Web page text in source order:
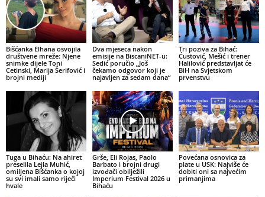
Bišćanka Elhana osvojila
društvene mreže: Njene
snimke dijele Toni
Cetinski, Marija Šerifović i
brojni mediji
Dva mjeseca nakon
emisije na BiscaniNET-u:
Sedić poručio „Još
čekamo odgovor koji je
najavljen za sedam dana“
Tri poziva za Bihać:
Ćustović, Mešić i trener
Halilović predstavljat će
BiH na Svjetskom
prvenstvu
Tuga u Bihaću: Na ahiret
preselila Lejla Muhić,
omiljena Bišćanka o kojoj
su svi imali samo riječi
hvale
Grše, Eli Rojas, Paolo
Barbato i brojni drugi
izvođači obilježili
Imperium Festival 2026 u
Bihaću
Povećana osnovica za
plate u USK: Najviše će
dobiti oni sa najvećim
primanjima